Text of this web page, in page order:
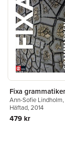
Fixa
Ann-Sofie Lindholm,
Sahlin,Helga
Häftad, 2014
479 kr